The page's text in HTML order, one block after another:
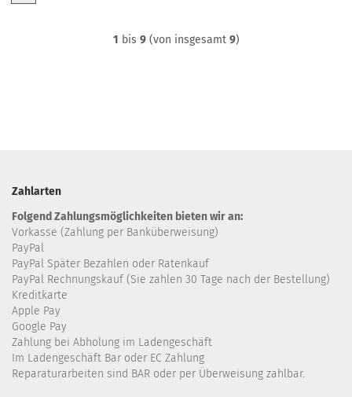
1 bis 9(von insgesamt 9)
Zahlarten
Folgend Zahlungsmöglichkeiten bieten wir an:
Vorkasse (Zahlung per Banküberweisung)
PayPal
PayPal Später Bezahlen oder Ratenkauf
PayPal Rechnungskauf (Sie zahlen 30 Tage nach der Bestellung)
Kreditkarte
Apple Pay
Google Pay
Zahlung bei Abholung im Ladengeschäft
Im Ladengeschäft Bar oder EC Zahlung
Reparaturarbeiten sind BAR oder per Überweisung zahlbar.